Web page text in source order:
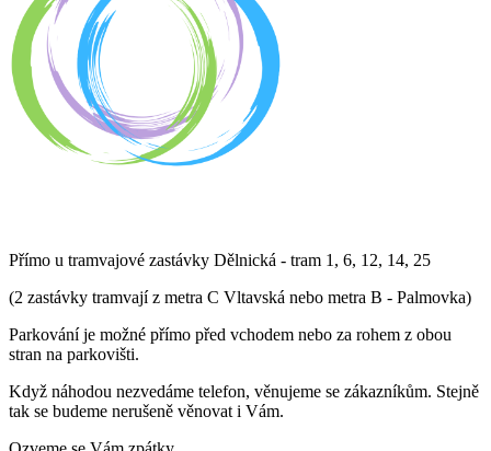
Přímo u tramvajové zastávky Dělnická - tram 1, 6, 12, 14, 25
(2 zastávky tramvají z metra C Vltavská nebo metra B - Palmovka)
Parkování je možné přímo před vchodem nebo za rohem z obou
stran na parkovišti.
Když náhodou nezvedáme telefon, věnujeme se zákazníkům. Stejně
tak se budeme nerušeně věnovat i Vám.